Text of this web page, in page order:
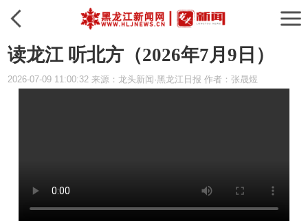
读龙江 听北方（2026年7月9日）
2026-07-09 11:00:32 来源：龙头新闻·黑龙江日报 作者：张晟煜